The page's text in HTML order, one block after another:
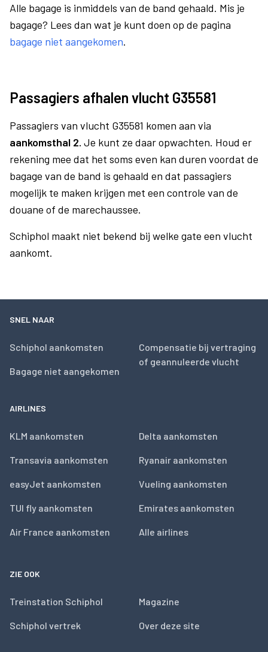
Alle bagage is inmiddels van de band gehaald. Mis je
bagage? Lees dan wat je kunt doen op de pagina
bagage niet aangekomen.
Passagiers afhalen vlucht G35581
Passagiers van vlucht G35581 komen aan via
aankomsthal 2. Je kunt ze daar opwachten. Houd er
rekening mee dat het soms even kan duren voordat de
bagage van de band is gehaald en dat passagiers
mogelijk te maken krijgen met een controle van de
douane of de marechaussee.
Schiphol maakt niet bekend bij welke gate een vlucht
aankomt.
SNEL NAAR
Schiphol aankomsten
Bagage niet aangekomen
Compensatie bij vertraging
of geannuleerde vlucht
AIRLINES
KLM aankomsten
Transavia aankomsten
easyJet aankomsten
TUI fly aankomsten
Air France aankomsten
Delta aankomsten
Ryanair aankomsten
Vueling aankomsten
Emirates aankomsten
Alle airlines
ZIE OOK
Treinstation Schiphol
Schiphol vertrek
Magazine
Over deze site